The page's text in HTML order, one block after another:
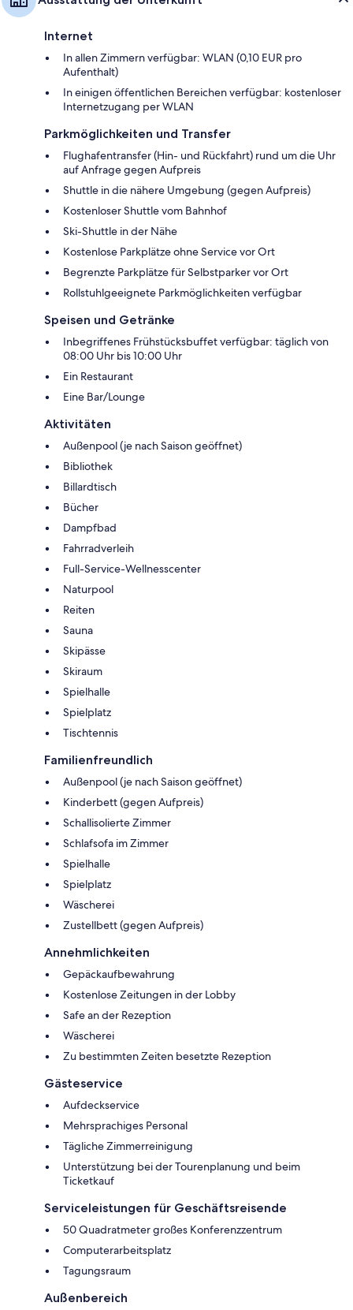
Internet
In allen Zimmern verfügbar: WLAN (0,10 EUR pro
Aufenthalt)
In einigen öffentlichen Bereichen verfügbar: kostenloser
Internetzugang per WLAN
Parkmöglichkeiten und Transfer
Flughafentransfer (Hin- und Rückfahrt) rund um die Uhr
auf Anfrage gegen Aufpreis
Shuttle in die nähere Umgebung (gegen Aufpreis)
Kostenloser Shuttle vom Bahnhof
Ski-Shuttle in der Nähe
Kostenlose Parkplätze ohne Service vor Ort
Begrenzte Parkplätze für Selbstparker vor Ort
Rollstuhlgeeignete Parkmöglichkeiten verfügbar
Speisen und Getränke
Inbegriffenes Frühstücksbuffet verfügbar: täglich von
08:00 Uhr bis 10:00 Uhr
Ein Restaurant
Eine Bar/Lounge
Aktivitäten
Außenpool (je nach Saison geöffnet)
Bibliothek
Billardtisch
Bücher
Dampfbad
Fahrradverleih
Full-Service-Wellnesscenter
Naturpool
Reiten
Sauna
Skipässe
Skiraum
Spielhalle
Spielplatz
Tischtennis
Familienfreundlich
Außenpool (je nach Saison geöffnet)
Kinderbett (gegen Aufpreis)
Schallisolierte Zimmer
Schlafsofa im Zimmer
Spielhalle
Spielplatz
Wäscherei
Zustellbett (gegen Aufpreis)
Annehmlichkeiten
Gepäckaufbewahrung
Kostenlose Zeitungen in der Lobby
Safe an der Rezeption
Wäscherei
Zu bestimmten Zeiten besetzte Rezeption
Gästeservice
Aufdeckservice
Mehrsprachiges Personal
Tägliche Zimmerreinigung
Unterstützung bei der Tourenplanung und beim
Ticketkauf
Serviceleistungen für Geschäftsreisende
50 Quadratmeter großes Konferenzzentrum
Computerarbeitsplatz
Tagungsraum
Außenbereich